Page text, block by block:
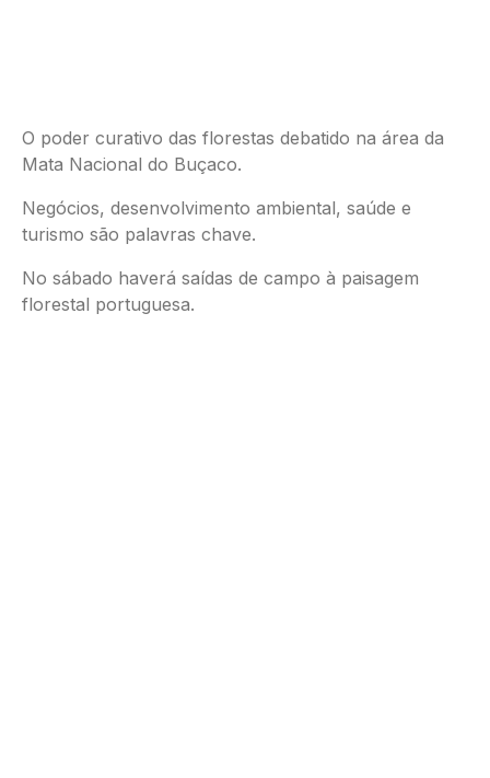
O poder curativo das florestas debatido na área da
Mata Nacional do Buçaco.
Negócios, desenvolvimento ambiental, saúde e
turismo são palavras chave.
No sábado haverá saídas de campo à paisagem
florestal portuguesa.